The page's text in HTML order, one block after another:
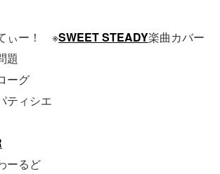
ぃー！ ※SWEET STEADY楽曲カバー
題
ーグ
ティシエ
ーるど